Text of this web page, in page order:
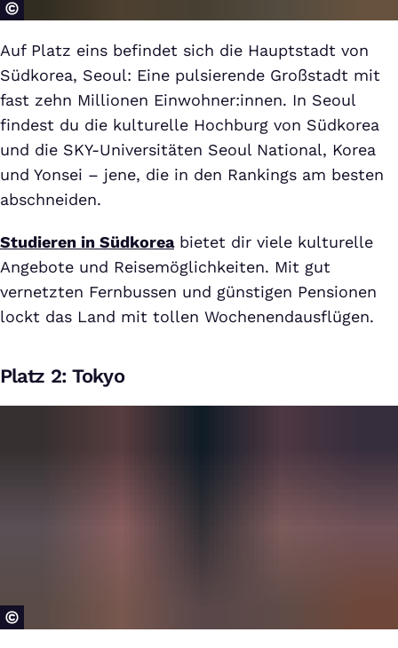
Auf Platz eins befindet sich die Hauptstadt von
Südkorea, Seoul: Eine pulsierende Großstadt mit
fast zehn Millionen Einwohner:innen. In Seoul
findest du die kulturelle Hochburg von Südkorea
und die SKY-Universitäten Seoul National, Korea
und Yonsei – jene, die in den Rankings am besten
abschneiden.
Studieren in Südkoreabietet dir viele kulturelle
Angebote und Reisemöglichkeiten. Mit gut
vernetzten Fernbussen und günstigen Pensionen
lockt das Land mit tollen Wochenendausflügen.
Platz 2: Tokyo